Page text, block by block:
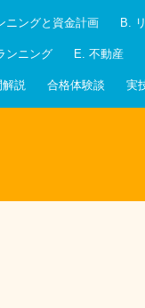
ニングと資金計画 B.
ンニング E. 不動産
解説 合格体験談 実